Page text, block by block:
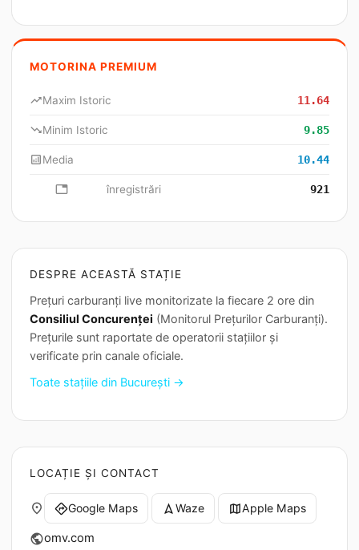
MOTORINA PREMIUM
trending_upMaxim Istoric 11.64
trending_downMinim Istoric 9.85
analyticsMedia 10.44
database înregistrări 921
DESPRE ACEASTĂ STAȚIE
Prețuri carburanți live monitorizate la fiecare 2 ore din
Consiliul Concurenței (Monitorul Prețurilor Carburanți).
Prețurile sunt raportate de operatorii stațiilor și
verificate prin canale oficiale.
Toate stațiile din București →
LOCAȚIE ȘI CONTACT
place directionsGoogle Maps navigation Waze mapApple Maps
publicomv.com